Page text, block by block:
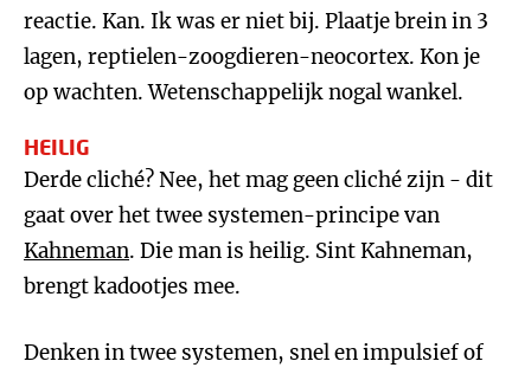
reactie. Kan. Ik was er niet bij. Plaatje brein in 3
lagen, reptielen-zoogdieren-neocortex. Kon je
op wachten. Wetenschappelijk nogal wankel.
HEILIG
Derde cliché? Nee, het mag geen cliché zijn - dit
gaat over het twee systemen-principe van
Kahneman. Die man is heilig. Sint Kahneman,
brengt kadootjes mee.
Denken in twee systemen, snel en impulsief of